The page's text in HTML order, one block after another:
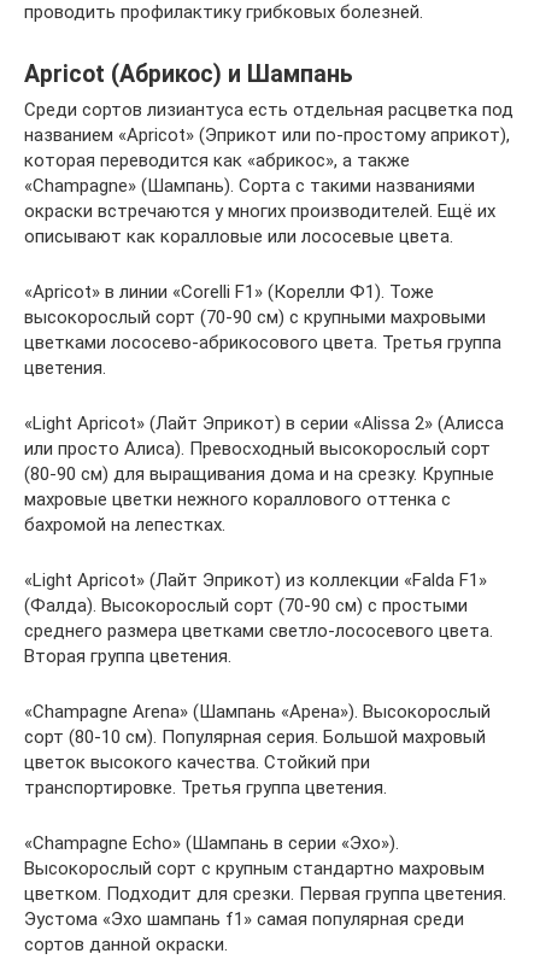
проводить профилактику грибковых болезней.
Apricot (Абрикос) и Шампань
Среди сортов лизиантуса есть отдельная расцветка под
названием «Apricot» (Эприкот или по-простому априкот),
которая переводится как «абрикос», а также
«Champagne» (Шампань). Сорта с такими названиями
окраски встречаются у многих производителей. Ещё их
описывают как коралловые или лососевые цвета.
«Apricot» в линии «Corelli F1» (Корелли Ф1). Тоже
высокорослый сорт (70-90 см) с крупными махровыми
цветками лососево-абрикосового цвета. Третья группа
цветения.
«Light Apricot» (Лайт Эприкот) в серии «Alissa 2» (Алисса
или просто Алиса). Превосходный высокорослый сорт
(80-90 см) для выращивания дома и на срезку. Крупные
махровые цветки нежного кораллового оттенка с
бахромой на лепестках.
«Light Apricot» (Лайт Эприкот) из коллекции «Falda F1»
(Фалда). Высокорослый сорт (70-90 см) с простыми
среднего размера цветками светло-лососевого цвета.
Вторая группа цветения.
«Champagne Arena» (Шампань «Арена»). Высокорослый
сорт (80-10 см). Популярная серия. Большой махровый
цветок высокого качества. Стойкий при
транспортировке. Третья группа цветения.
«Champagne Echo» (Шампань в серии «Эхо»).
Высокорослый сорт с крупным стандартно махровым
цветком. Подходит для срезки. Первая группа цветения.
Эустома «Эхо шампань f1» самая популярная среди
сортов данной окраски.